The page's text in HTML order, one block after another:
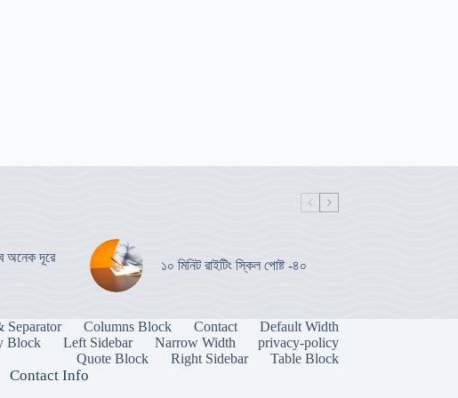
অনেক দূরে
১০ মিনিট রাইটিং স্কিল পোষ্ট -৪০
Separator Columns Block Contact
Default Width
Block
Left Sidebar Narrow Width
privacy-policy
Quote Block
Right Sidebar
Table Block
Contact Info